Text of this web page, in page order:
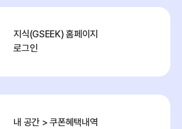
지식(GSEEK) 홈페이지
로그인
내 공간 > 쿠폰혜택내역